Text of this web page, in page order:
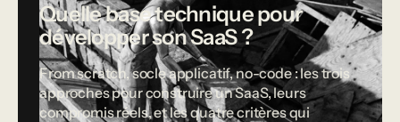
Quelle base technique pour
développer son SaaS ?
From scratch, socle applicatif, no-code : les trois
approches pour construire un SaaS, leurs
compromis réels, et les quatre critères qui